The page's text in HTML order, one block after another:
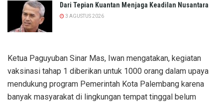
Dari Tepian Kuantan Menjaga Keadilan Nusantara
3 AGUSTUS 2026
Ketua Paguyuban Sinar Mas, Iwan mengatakan, kegiatan
vaksinasi tahap 1 diberikan untuk 1000 orang dalam upaya
mendukung program Pemerintah Kota Palembang karena
banyak masyarakat di lingkungan tempat tinggal belum